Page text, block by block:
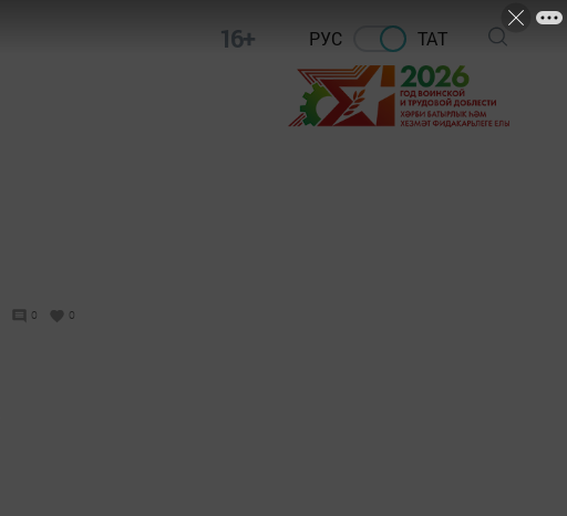
16+ РУС ТАТ
0 0